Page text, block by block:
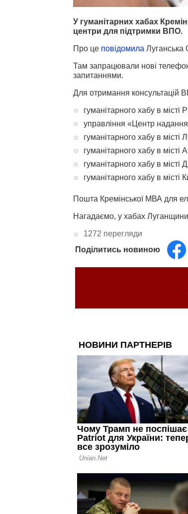
У гуманітарних хабах
центри для підтримки ВПО.
Про це повідомила Луганська
Там запрацювали нові
запитаннями.
Для отримання консультацій
гуманітарного хабу в місті
управління «Центр
гуманітарного хабу в місті
гуманітарного хабу в місті
гуманітарного хабу в місті
гуманітарного хабу в місті
Пошта Кремінської МВА для
Нагадаємо, у хабах Луганщини
1272 перегляди
Поділитись новиною